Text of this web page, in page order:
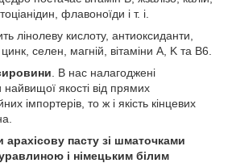
флавоноїди і т. і.
лінолеву кислоту, антиоксиданти,
цинк, селен, магній, вітаміни А, K та B6.
. В нас налагоджені
якості від прямих
імпортерів, то ж і якість кінцевих
пасту зі шматочками
і німецьким білим